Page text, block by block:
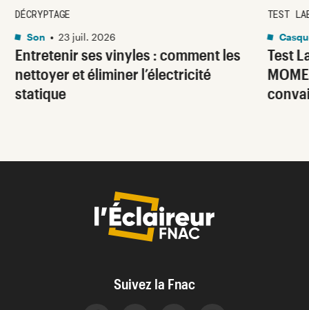
Entretenir ses vinyles : comment les
nettoyer et éliminer l’électricité
statique
DÉCRYPTAGE
Son • 23 juil. 2026
Test
TEST
Suivez la Fnac